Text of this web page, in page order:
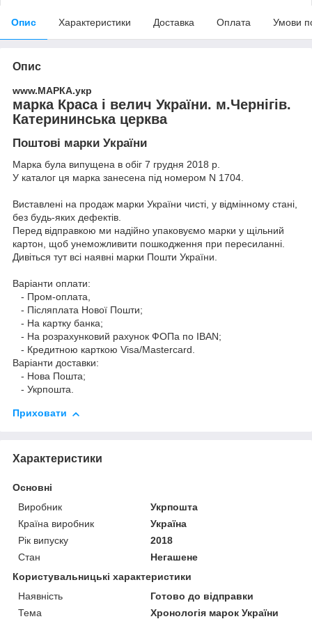
Опис Характеристики Доставка Оплата Умови
Опис
www.МАРКА.укр
марка Краса і велич України. м.Чернігів.
Катерининська церква
Поштові марки України
Марка була випущена в обіг 7 грудня 2018 р.
У каталог ця марка занесена під номером N 1704.
Виставлені на продаж марки України чисті, у відмінному стані,
без будь-яких дефектів.
Перед відправкою ми надійно упаковуємо марки у щільний
картон, щоб унеможливити пошкодження при пересиланні.
Дивіться тут всі наявні марки Пошти України.
Варіанти оплати:
- Пром-оплата,
- Післяплата Нової Пошти;
- На картку банка;
- На розрахунковий рахунок ФОПа по IBAN;
- Кредитною карткою Visa/Mastercard.
Варіанти доставки:
- Нова Пошта;
- Укрпошта.
Приховати
Характеристики
Основні
Виробник
Укрпошта
Країна виробник
Україна
Рік випуску
2018
Стан
Негашене
Користувальницькі характеристики
Наявність
Готово до відправки
Тема
Хронологія марок України